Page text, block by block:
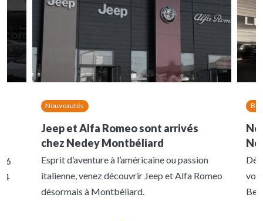
6
Nouveautés
Jeep et Alfa Romeo sont arrivés
chez Nedey Montbéliard
Esprit d’aventure à l’américaine ou passion
italienne, venez découvrir Jeep et Alfa Romeo
désormais à Montbéliard.